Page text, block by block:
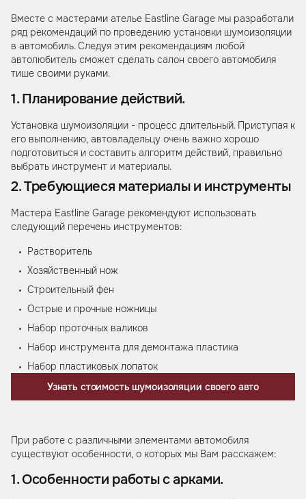
Вместе с мастерами ателье Eastline Garage мы разработали
ряд рекомендаций по проведению установки шумоизоляции
в автомобиль. Следуя этим рекомендациям любой
автолюбитель сможет сделать салон своего автомобиля
тише своими руками.
1. Планирование действий.
Установка шумоизоляции - процесс длительный. Приступая к
его выполнению, автовладельцу очень важно хорошо
подготовиться и составить алгоритм действий, правильно
выбрать инструмент и материалы.
2. Требующиеся материалы и инструменты
Мастера Eastline Garage рекомендуют использовать
следующий перечень инструментов:
Растворитель
Хозяйственный нож
Строительный фен
Острые и прочные ножницы
Набор проточных валиков
Набор инструмента для демонтажа пластика
Набор пластиковых лопаток
Узнать стоимость шумоизоляции своего авто
При работе с различными элементами автомобиля
существуют особенности, о которых мы Вам расскажем:
1. Особенности работы с арками.